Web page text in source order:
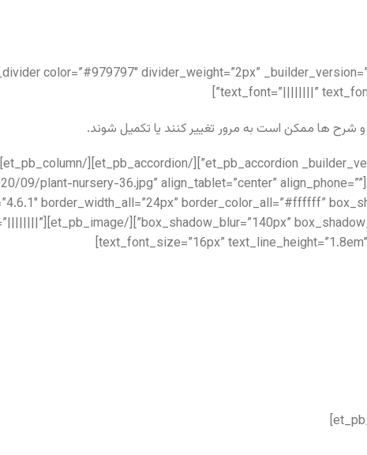
text_font=”||||||||”
ها ممکن است به مرور تغییر کنند یا تکمیل شوند.
wp-content/uploads/2020/09/plant-nursery-36.jpg” align_tablet=”center” align_phone=””
border_width_all=”24px” border_color_all=”#ffffff”
text_font=”||||||||”
text_font_size=”16px”